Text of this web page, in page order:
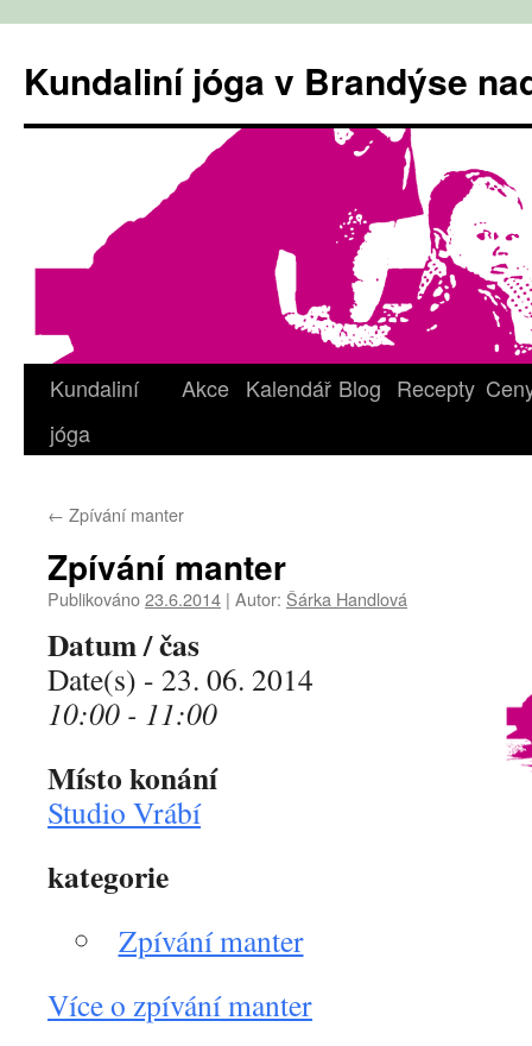
obsahu
webu
Kundaliní jóga v Brandýse
Kundaliní
jóga
Akce Kalendář Blog Recepty
← Zpívání manter
Zpívání manter
Publikováno23.6.2014 | Autor: Šárka Handlová
Datum / čas
Date(s) - 23. 06. 2014
10:00 - 11:00
Místo konání
Studio Vrábí
kategorie
Zpívání manter
Více o zpívání manter